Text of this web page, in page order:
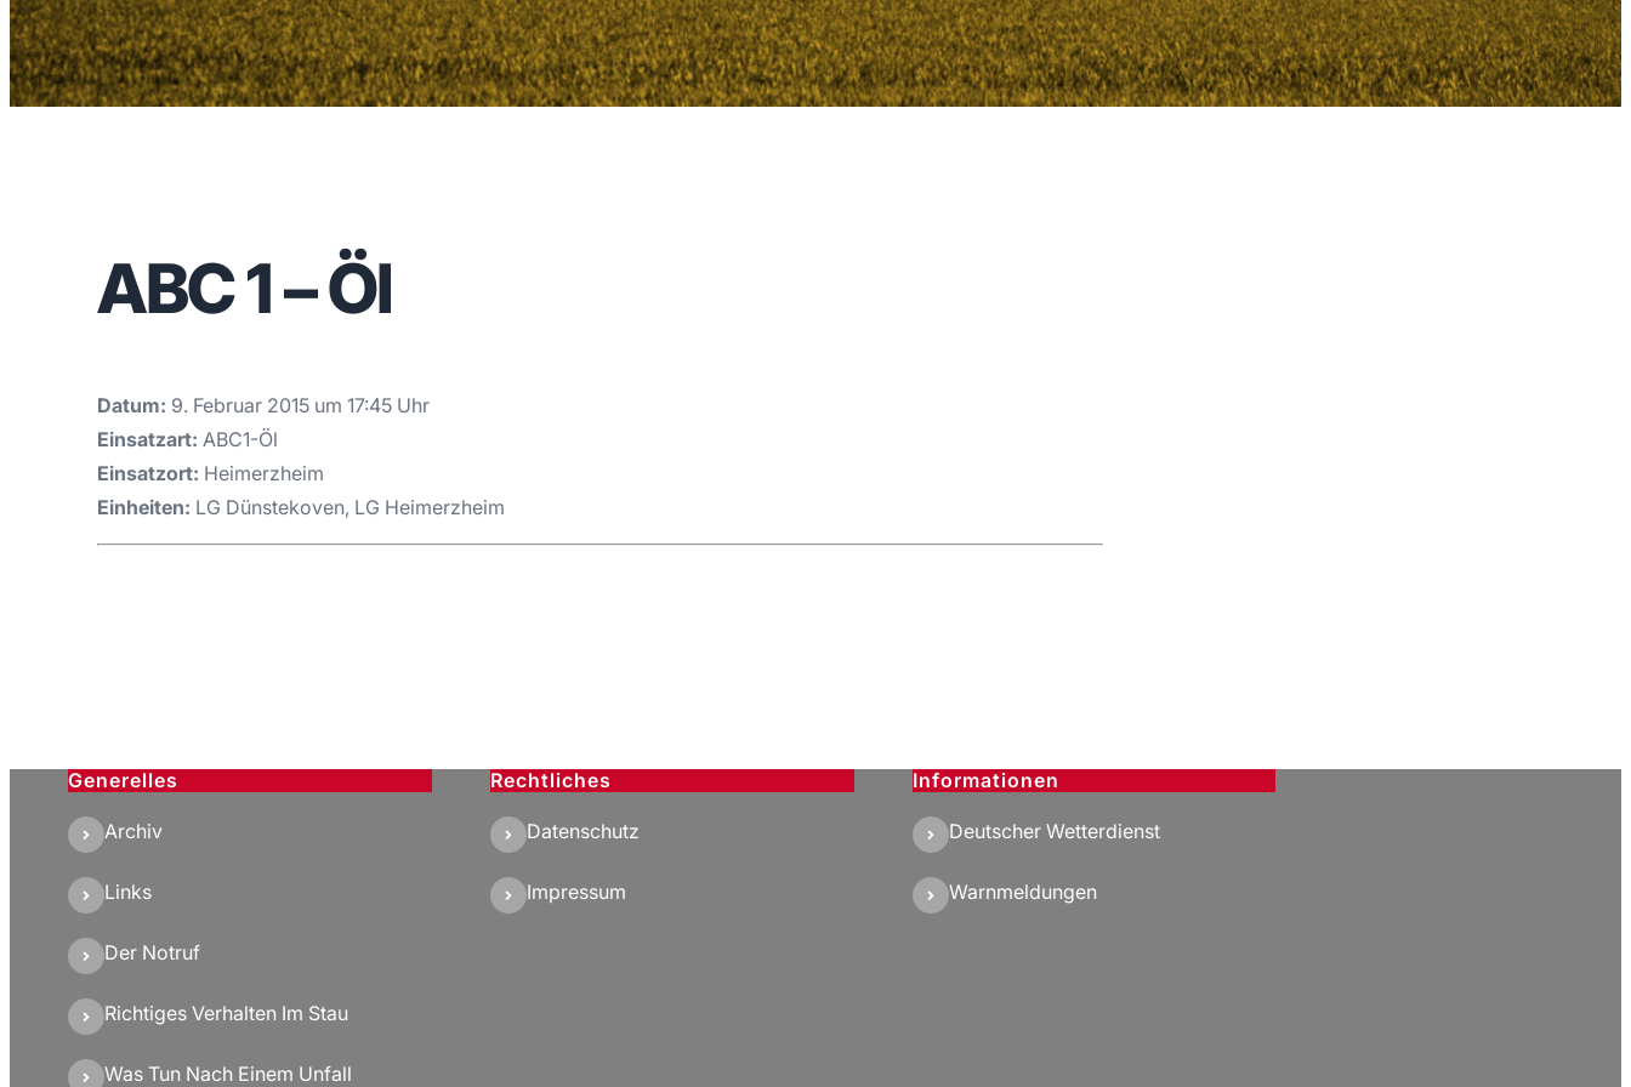
ABC 1 – Öl
Datum: 9. Februar 2015 um 17:45 Uhr
Einsatzart: ABC1-Öl
Einsatzort: Heimerzheim
Einheiten: LG Dünstekoven, LG Heimerzheim
Generelles
Archiv
Links
Der Notruf
Richtiges Verhalten Im Stau
Was Tun Nach Einem Unfall
Rechtliches
Datenschutz
Impressum
Informationen
Deutscher Wetterdienst
Warnmeldungen